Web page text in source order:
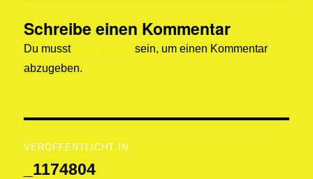
Schreibe einen Kommentar
Du musst
sein, um einen Kommentar
abzugeben.
VERÖFFENTLICHT IN
_1174804